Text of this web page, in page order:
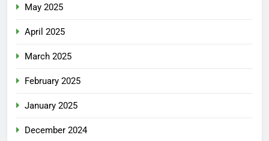
May 2025
April 2025
March 2025
February 2025
January 2025
December 2024